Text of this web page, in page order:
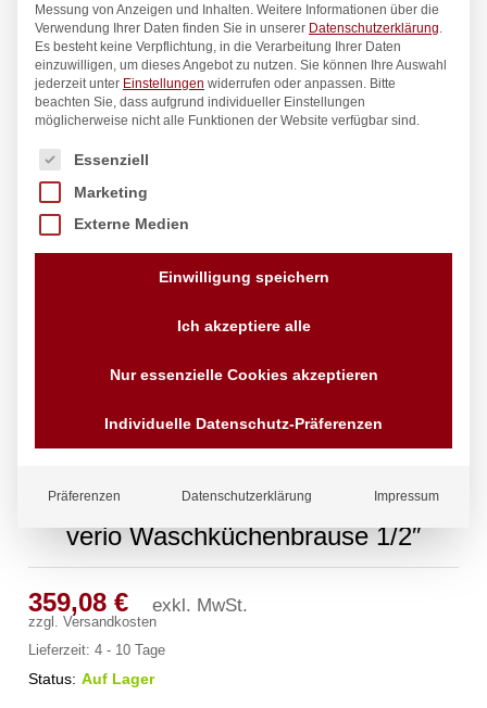
verio Waschküchenbrause 1/2″
359,08€ exkl. MwSt.
zzgl.Versandkosten
Lieferzeit:4 - 10 Tage
Status: Auf Lager
Messung von Anzeigen und Inhalten. Weitere Informationen über die
Verwendung Ihrer Daten finden Sie in unserer Datenschutzerklärung.
Es besteht keine Verpflichtung, in die Verarbeitung Ihrer Daten
einzuwilligen, um dieses Angebot zu nutzen. Sie können Ihre Auswahl
jederzeit unter Einstellungen widerrufen oder anpassen. Bitte
beachten Sie, dass aufgrund individueller Einstellungen
möglicherweise nicht alle Funktionen der Website verfügbar sind.
Es folgt eine Liste der Service-Gruppen, für die eine
Essenziell
Marketing
Externe Medien
Einwilligung speichern
Ich akzeptiere alle
Nur essenzielle Cookies akzeptieren
Individuelle Datenschutz-Präferenzen
Präferenzen Datenschutzerklärung Impressum